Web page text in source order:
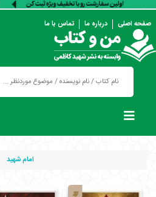
صفحه اصلی درباره ما تماس با ما
امام شهید